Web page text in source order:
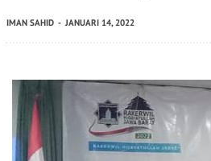
IMAN SAHID JANUARI 14, 2022